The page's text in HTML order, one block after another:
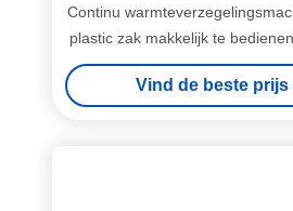
Continu
plastic zak makkelijk te bedienen
bandverzegeler
Vind de beste prijs